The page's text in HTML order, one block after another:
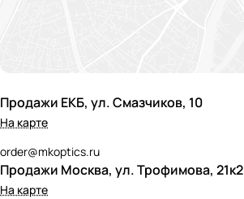
Продажи ЕКБ, ул. Смазчиков, 10
На карте
order@mkoptics.ru
Продажи Москва, ул. Трофимова, 21к2
На карте